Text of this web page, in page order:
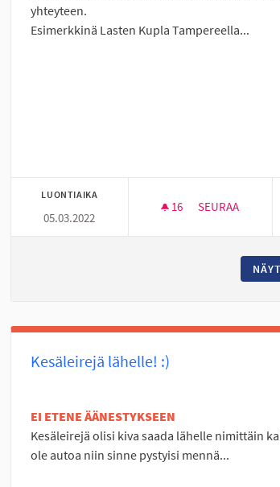
TEEMAPUISTOKSI
LASTEN -JA NUORTEN TEEMAPUISTOKSI
yhteyteen.
Esimerkkinä Lasten Kupla Tampereella...
LUONTIAIKA
05.03.2022
16 16 SEURAAJAA
SEURAA
Kesäleirejä lähelle! :)
EI ETENE ÄÄNESTYKSEEN
Kesäleirejä olisi kiva saada lähelle nimittäin
ole autoa niin sinne pystyisi mennä...